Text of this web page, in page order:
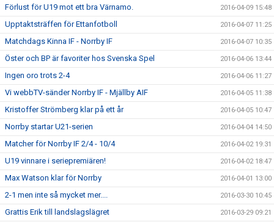
Förlust för U19 mot ett bra Värnamo. 2016-04-09 15:48
Upptaktsträffen för Ettanfotboll 2016-04-07 11:25
Matchdags Kinna IF - Norrby IF 2016-04-07 10:35
Öster och BP är favoriter hos Svenska Spel 2016-04-06 13:44
Ingen oro trots 2-4 2016-04-06 11:27
Vi webbTV-sänder Norrby IF - Mjällby AIF 2016-04-05 11:38
Kristoffer Strömberg klar på ett år 2016-04-05 10:47
Norrby startar U21-serien 2016-04-04 14:50
Matcher för Norrby IF 2/4 - 10/4 2016-04-02 19:31
U19 vinnare i seriepremiären! 2016-04-02 18:47
Max Watson klar för Norrby 2016-04-01 13:00
2-1 men inte så mycket mer.... 2016-03-30 10:45
Grattis Erik till landslagslägret 2016-03-29 09:21